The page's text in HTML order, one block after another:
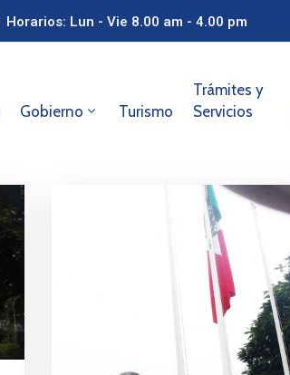
Horarios: Lun - Vie 8.00 am - 4.00 pm
Gobierno Turismo
Trámites y
Servicios